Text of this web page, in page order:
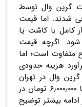
گرین وال توسط
شدند. اما قیمت
کامل با کاشت یا
اگرچه قیمت
متفاوت است؛ اما
هزینه حدودی
وال در تهران
دامنه زیادی از حدود ۵۰۰٫۰۰۰ تومان تا ۶٫۰۰۰٫۰۰۰ تومان در
بیشتر توضیح